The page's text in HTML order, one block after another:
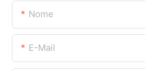
Nome
E-Mail